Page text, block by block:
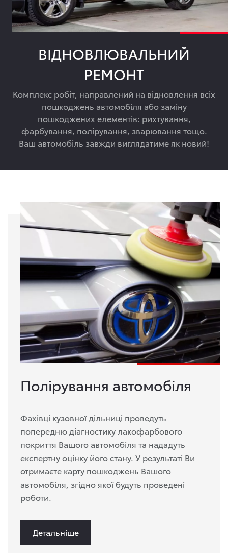
ВІДНОВЛЮВАЛЬНИЙ
РЕМОНТ
Комплекс робіт, направлений на відновлення всіх
пошкоджень автомобіля або заміну
пошкоджених елементів: рихтування,
фарбування, полірування, зварювання тощо.
Ваш автомобіль завжди виглядатиме як новий!
Полірування автомобіля
Фахівці кузовної дільниці проведуть
попередню діагностику лакофарбового
покриття Вашого автомобіля та нададуть
експертну оцінку його стану. У результаті Ви
отримаєте карту пошкоджень Вашого
автомобіля, згідно якої будуть проведені
роботи.
Детальніше